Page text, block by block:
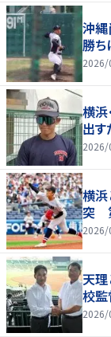
沖縄
勝
2026/
横浜
出す
2026/
横
突
2026/
天
校監
2026/